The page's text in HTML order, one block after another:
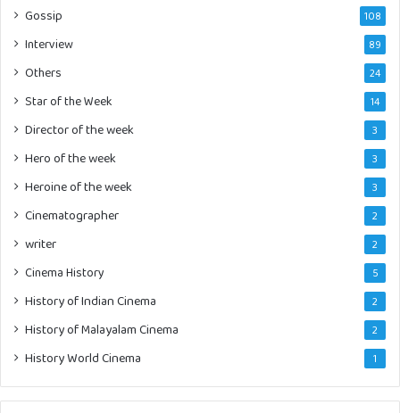
Gossip 108
Interview 89
Others 24
Star of the Week 14
Director of the week 3
Hero of the week 3
Heroine of the week 3
Cinematographer 2
writer 2
Cinema History 5
History of Indian Cinema 2
History of Malayalam Cinema 2
History World Cinema 1